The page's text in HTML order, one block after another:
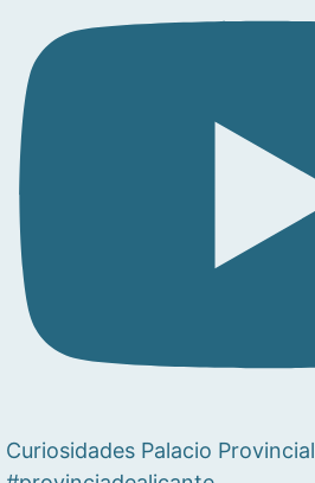
Curiosidades Palacio Provincial